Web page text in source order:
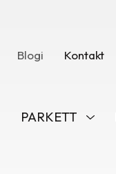
Blogi Kontakt
PARKETT